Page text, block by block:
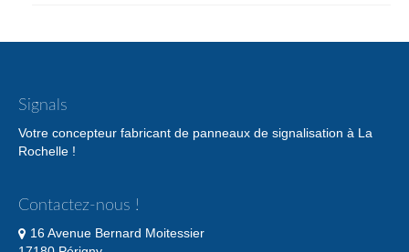
Signals
Votre concepteur fabricant de panneaux de signalisation à La
Rochelle !
Contactez-nous !
16 Avenue Bernard Moitessier